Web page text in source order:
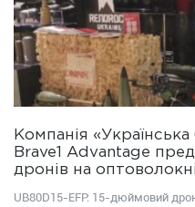
Компанія
Brave1 Advantage
дронів на оптоволокні
UB80D15-EFP: 15-дюймовий